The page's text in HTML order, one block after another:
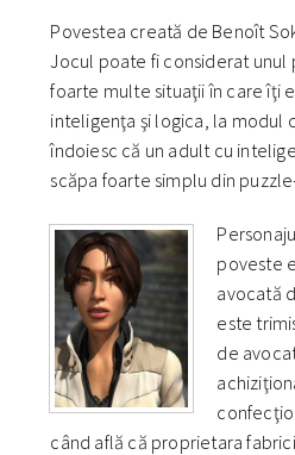
Povestea creată de Benoît
Jocul poate fi considerat unul
foarte multe situaţii în care îţi
inteligenţa şi logica, la modul
îndoiesc că un adult cu
scăpa foarte simplu din
poveste
avocată
este
de
când află că proprietara